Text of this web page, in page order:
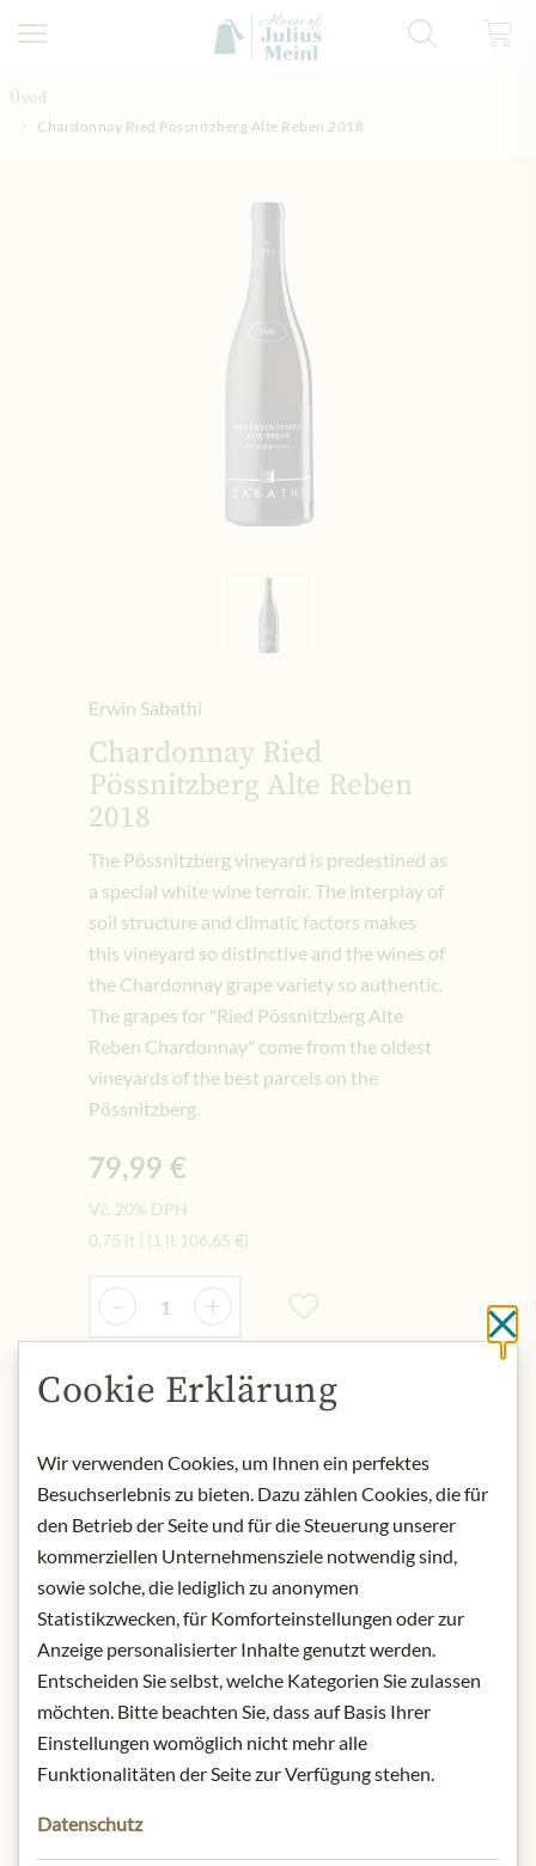
Úvod
Chardonnay Ried Pössnitzberg Alte Reben 2018
Erwin Sabathi
Chardonnay Ried
Pössnitzberg Alte Reben
2018
The Pössnitzberg vineyard is predestined as
a special white wine terroir. The interplay of
soil structure and climatic factors makes
this vineyard so distinctive and the wines of
the Chardonnay grape variety so authentic.
The grapes for "Ried Pössnitzberg Alte
Reben Chardonnay" come from the oldest
vineyards of the best parcels on the
Pössnitzberg.
79,99 €
Vč. 20% DPH
0.75 lt
(1 lt 106,65 €)
Množství
- +
Přidat do košíku
NYNÍ SKLADEM
Art.Nr.: 431495#1.000
Aroma of white peach and orange
blossom; a distinguished, very clear
character wine; silky and elegant with
maximum intensity; strongly marked
by the barrenness of the vines and the
minerality; enormous salinity that
Cookie Erklärung
Wir verwenden Cookies, um Ihnen ein perfektes
Besuchserlebnis zu bieten. Dazu zählen Cookies, die für
den Betrieb der Seite und für die Steuerung unserer
kommerziellen Unternehmensziele notwendig sind,
sowie solche, die lediglich zu anonymen
Statistikzwecken, für Komforteinstellungen oder zur
Anzeige personalisierter Inhalte genutzt werden.
Entscheiden Sie selbst, welche Kategorien Sie zulassen
möchten. Bitte beachten Sie, dass auf Basis Ihrer
Einstellungen womöglich nicht mehr alle
Funktionalitäten der Seite zur Verfügung stehen.
Datenschutz